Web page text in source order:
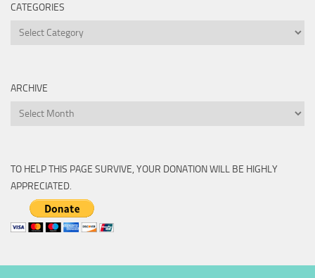
CATEGORIES
Categories
ARCHIVE
Archive
TO HELP THIS PAGE SURVIVE, YOUR DONATION WILL BE HIGHLY
APPRECIATED.